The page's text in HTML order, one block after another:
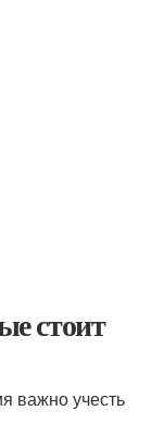
стоит
важно учесть